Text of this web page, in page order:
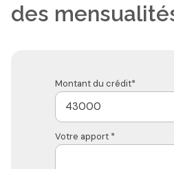
des
Montant du crédit*
Votre apport *